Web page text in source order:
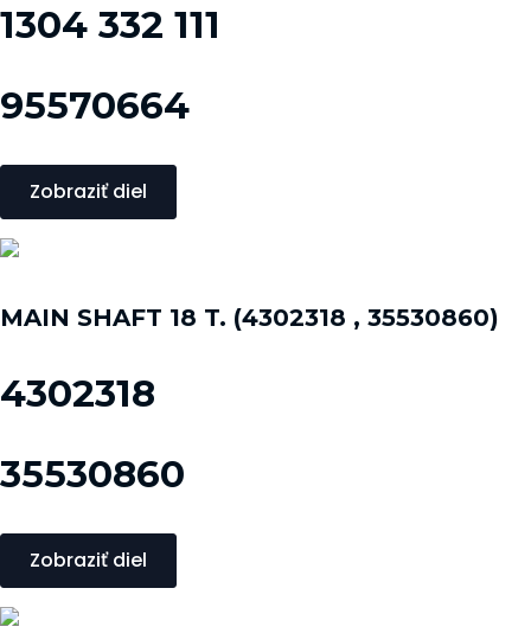
1304 332 111
95570664
Zobraziť diel
MAIN SHAFT 18 T. (4302318 , 35530860)
4302318
35530860
Zobraziť diel